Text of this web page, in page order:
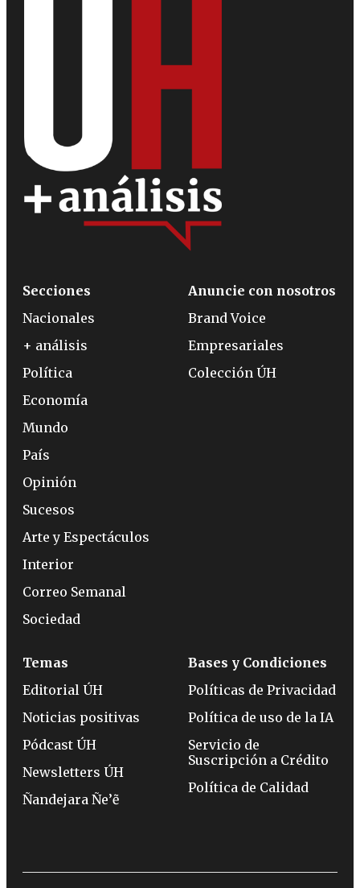
Secciones
Nacionales
+ análisis
Política
Economía
Mundo
País
Opinión
Sucesos
Arte y Espectáculos
Interior
Correo Semanal
Sociedad
Anuncie con nosotros
Brand Voice
Empresariales
Colección ÚH
Temas
Editorial ÚH
Noticias positivas
Pódcast ÚH
Newsletters ÚH
Ñandejara Ñe’ẽ
Bases y Condiciones
Políticas de Privacidad
Política de uso de la IA
Servicio de
Suscripción a Crédito
Política de Calidad